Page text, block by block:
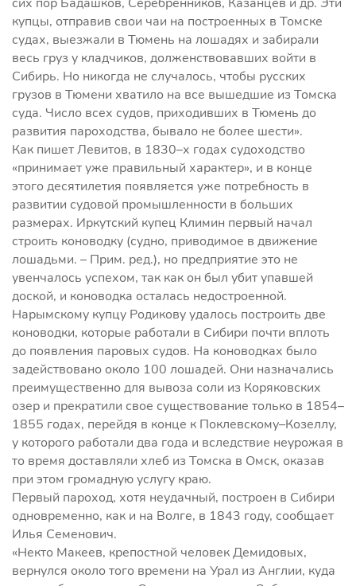
купцы, отправив свои чаи на построенных в Томске
судах, выезжали в Тюмень на лошадях и забирали
весь груз у кладчиков, долженствовавших войти в
Сибирь. Но никогда не случалось, чтобы русских
грузов в Тюмени хватило на все вышедшие из Томска
суда. Число всех судов, приходивших в Тюмень до
развития пароходства, бывало не более шести».
Как пишет Левитов, в 1830–х годах судоходство
«принимает уже правильный характер», и в конце
этого десятилетия появляется уже потребность в
развитии судовой промышленности в больших
размерах. Иркутский купец Климин первый начал
строить коноводку (судно, приводимое в движение
лошадьми. – Прим. ред.), но предприятие это не
увенчалось успехом, так как он был убит упавшей
доской, и коноводка осталась недостроенной.
Нарымскому купцу Родикову удалось построить две
коноводки, которые работали в Сибири почти вплоть
до появления паровых судов. На коноводках было
задействовано около 100 лошадей. Они назначались
преимущественно для вывоза соли из Коряковских
озер и прекратили свое существование только в 1854–
1855 годах, перейдя в конце к Поклевскому–Козеллу,
у которого работали два года и вследствие неурожая в
то время доставляли хлеб из Томска в Омск, оказав
при этом громадную услугу краю.
Первый пароход, хотя неудачный, построен в Сибири
одновременно, как и на Волге, в 1843 году, сообщает
Илья Семенович.
«Некто Макеев, крепостной человек Демидовых,
вернулся около того времени на Урал из Англии, куда